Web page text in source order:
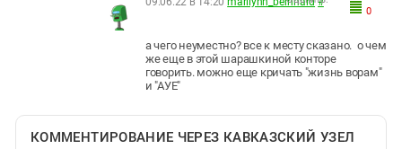
0
а чего неуместно? все к месту сказано. о чем
же еще в этой шарашкиной конторе
говорить. можно еще кричать "жизнь ворам"
и "АУЕ"
КОММЕНТИРОВАНИЕ ЧЕРЕЗ КАВКАЗСКИЙ УЗЕЛ